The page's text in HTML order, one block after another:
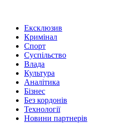
Ексклюзив
Кримінал
Спорт
Суспільство
Влада
Культура
Аналітика
Бізнес
Без кордонів
Технології
Новини партнерів